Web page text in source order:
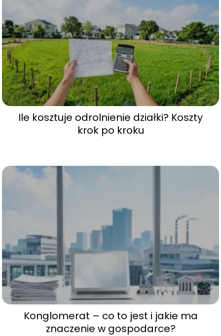
Ile kosztuje odrolnienie działki? Koszty
krok po kroku
Konglomerat – co to jest i jakie ma
znaczenie w gospodarce?